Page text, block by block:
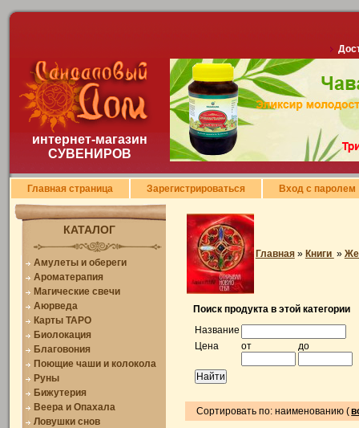
интернет-магазин
СУВЕНИРОВ
Главная страница Зарегистрироваться Вход с паролем
КАТАЛОГ
Амулеты и обереги
Ароматерапия
Магические свечи
Аюрведа
Карты ТАРО
Биолокация
Благовония
Поющие чаши и колокола
Руны
Бижутерия
Веера и Опахала
Ловушки снов
Главная» Книги »
Поиск продукта в этой категории
Название
Цена
от до
Сортировать по: наименованию (